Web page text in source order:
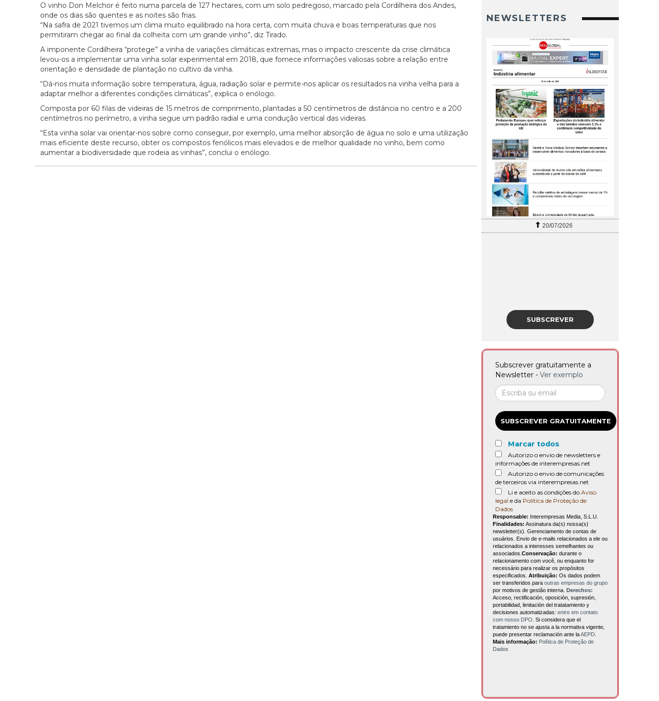
O vinho Don Melchor é feito numa parcela de 127 hectares, com um solo pedregoso, marcado pela Cordilheira dos Andes,
onde os dias são quentes e as noites são frias.
“Na safra de 2021 tivemos um clima muito equilibrado na hora certa, com muita chuva e boas temperaturas que nos
permitiram chegar ao final da colheita com um grande vinho”, diz Tirado.
A imponente Cordilheira “protege” a vinha de variações climáticas extremas, mas o impacto crescente da crise climática
levou-os a implementar uma vinha solar experimental em 2018, que fornece informações valiosas sobre a relação entre
orientação e densidade de plantação no cultivo da vinha.
“Dá-nos muita informação sobre temperatura, água, radiação solar e permite-nos aplicar os resultados na vinha velha para a
adaptar melhor a diferentes condições climáticas”, explica o enólogo.
Composta por 60 filas de videiras de 15 metros de comprimento, plantadas a 50 centímetros de distância no centro e a 200
centímetros no perímetro, a vinha segue um padrão radial e uma condução vertical das videiras.
“Esta vinha solar vai orientar-nos sobre como conseguir, por exemplo, uma melhor absorção de água no solo e uma utilização
mais eficiente deste recurso, obter os compostos fenólicos mais elevados e de melhor qualidade no vinho, bem como
aumentar a biodiversidade que rodeia as vinhas”, conclui o enólogo.
NEWSLETTERS
20/07/2026
SUBSCREVER
Subscrever gratuitamente a
Newsletter - Ver exemplo
SUBSCREVER GRATUITAMENTE
Marcar todos
Autorizo o envio de newsletters e
informações de interempresas.net
Autorizo o envio de comunicações
de terceiros via interempresas.net
Li e aceito as condições do Aviso
legal e da Política de Proteção de
Dados
Responsable: Interempresas Media, S.L.U.
Finalidades: Assinatura da(s) nossa(s)
newsletter(s). Gerenciamento de contas de
usuários. Envio de e-mails relacionados a ele ou
relacionados a interesses semelhantes ou
associados. Conservação: durante o
relacionamento com você, ou enquanto for
necessário para realizar os propósitos
especificados. Atribuição: Os dados podem
ser transferidos para outras empresas do grupo
por motivos de gestão interna.
Derechos:
Acceso, rectificación, oposición, supresión,
portabilidad, limitación del tratatamiento y
decisiones automatizadas: entre em contato
com nosso DPO . Si considera que el
tratamiento no se ajusta a la normativa vigente,
puede presentar reclamación ante laAEPD
Mais informação: Política de Proteção de
Dados